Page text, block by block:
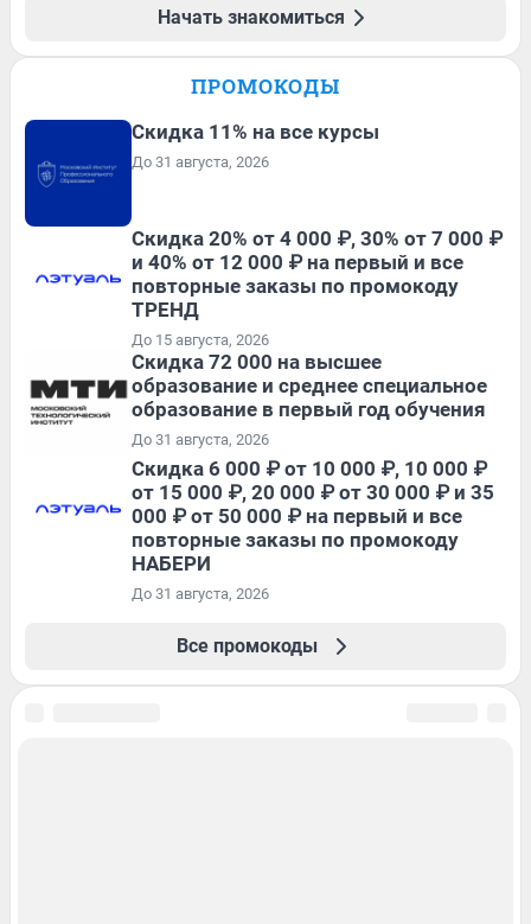
Начать знакомиться
ПРОМОКОДЫ
Скидка 11% на все курсы
До 31 августа, 2026
Скидка 20% от 4 000 ₽, 30% от 7 000 ₽
и 40% от 12 000 ₽ на первый и все
повторные заказы по промокоду
ТРЕНД
До 15 августа, 2026
Скидка 72 000 на высшее
образование и среднее специальное
образование в первый год обучения
До 31 августа, 2026
Скидка 6 000 ₽ от 10 000 ₽, 10 000 ₽
от 15 000 ₽, 20 000 ₽ от 30 000 ₽ и 35
000 ₽ от 50 000 ₽ на первый и все
повторные заказы по промокоду
НАБЕРИ
До 31 августа, 2026
Все промокоды